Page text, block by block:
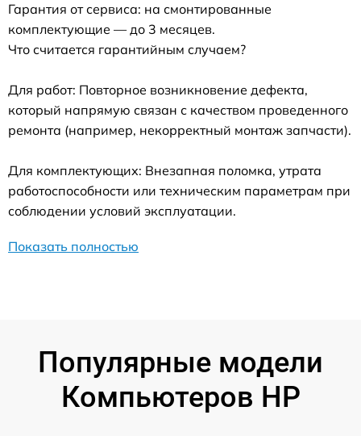
Гарантия от сервиса: на смонтированные
комплектующие — до 3 месяцев.
Что считается гарантийным случаем?
Для работ: Повторное возникновение дефекта,
который напрямую связан с качеством проведенного
ремонта (например, некорректный монтаж запчасти).
Для комплектующих: Внезапная поломка, утрата
работоспособности или техническим параметрам при
соблюдении условий эксплуатации.
Показать полностью
Популярные модели
Компьютеров HP